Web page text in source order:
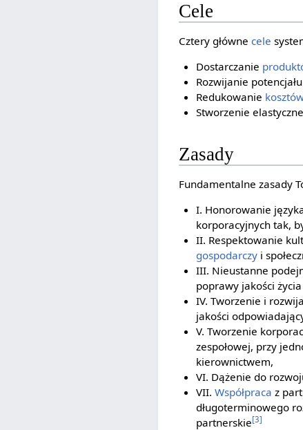
Cele
Cztery głównecele
Dostarczanie
Rozwijanie potencjału
Redukowanie
Stworzenie
Zasady
Fundamentalne zasady
I. Honorowanie
korporacyjnych tak,
II. Respektowanie
gospodarczyi
III. Nieustanne
poprawy jakości
IV. Tworzenie i
jakości
V. Tworzenie
zespołowej, przy
kierownictwem,
VI. Dążenie do
VII. Współpraca z
długoterminowego
partnerskie[3]